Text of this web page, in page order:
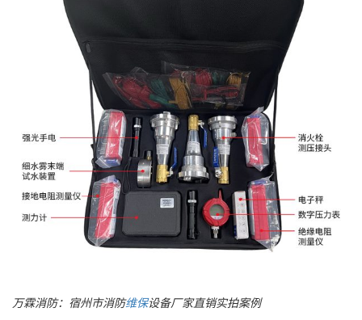
万霖消防：宿州市消防维保设备厂家直销实拍案例